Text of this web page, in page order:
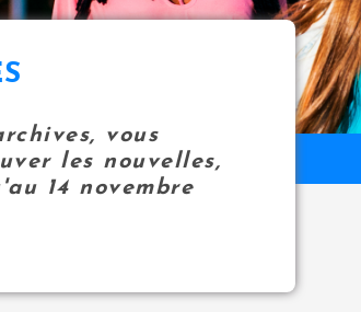
vous
les nouvelles,
14 novembre